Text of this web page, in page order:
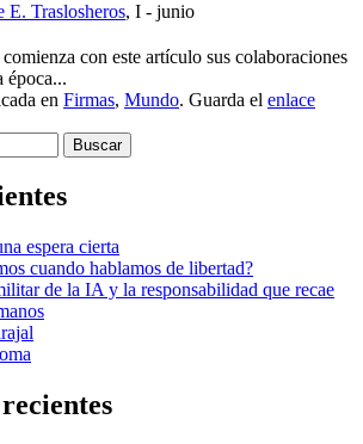
E. Traslosheros, I - junio
con este artículo sus colaboraciones
época...
en Firmas, Mundo. Guarda el enlace
espera cierta
cuando hablamos de libertad?
de la IA y la responsabilidad que recae